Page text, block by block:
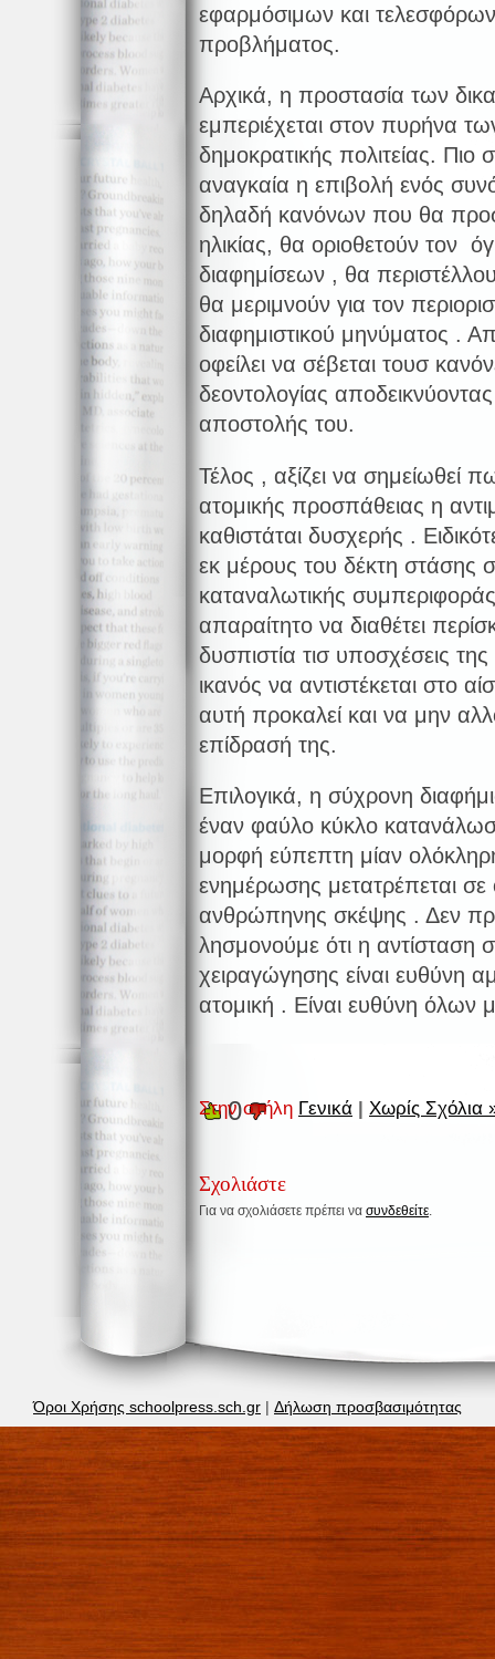
εφαρμόσιμων και
προβλήματος.
Αρχικά, η προστασία των
εμπεριέχεται στον πυρήνα
δημοκρατικής πολιτείας. Πιο
αναγκαία η επιβολή ενός
δηλαδή κανόνων που θα
ηλικίας, θα οριοθετούν τον
διαφημίσεων , θα
θα μεριμνούν για τον
διαφημιστικού μηνύματος .
οφείλει να σέβεται τουσ
δεοντολογίας
αποστολής του.
Τέλος , αξίζει να σημείωθεί
ατομικής προσπάθειας η
καθιστάται δυσχερής .
εκ μέρους του δέκτη στάσης
καταναλωτικής
απαραίτητο να διαθέτει
δυσπιστία τισ υποσχέσεις
ικανός να αντιστέκεται στο
αυτή προκαλεί και να μην
επίδρασή της.
Επιλογικά, η σύχρονη
έναν φαύλο κύκλο
μορφή εύπεπτη μίαν
ενημέρωσης μετατρέπεται
ανθρώπηνης σκέψης . Δεν
λησμονούμε ότι η αντίσταση
χειραγώγησης είναι ευθύνη
ατομική . Είναι ευθύνη όλων
Στην στήλη Γενικά | Χωρίς Σχόλια
0
Σχολιάστε
Για να σχολιάσετε πρέπει να συνδεθείτε
Όροι Χρήσης schoolpress.sch.gr | Δήλωση προσβασιμότητας